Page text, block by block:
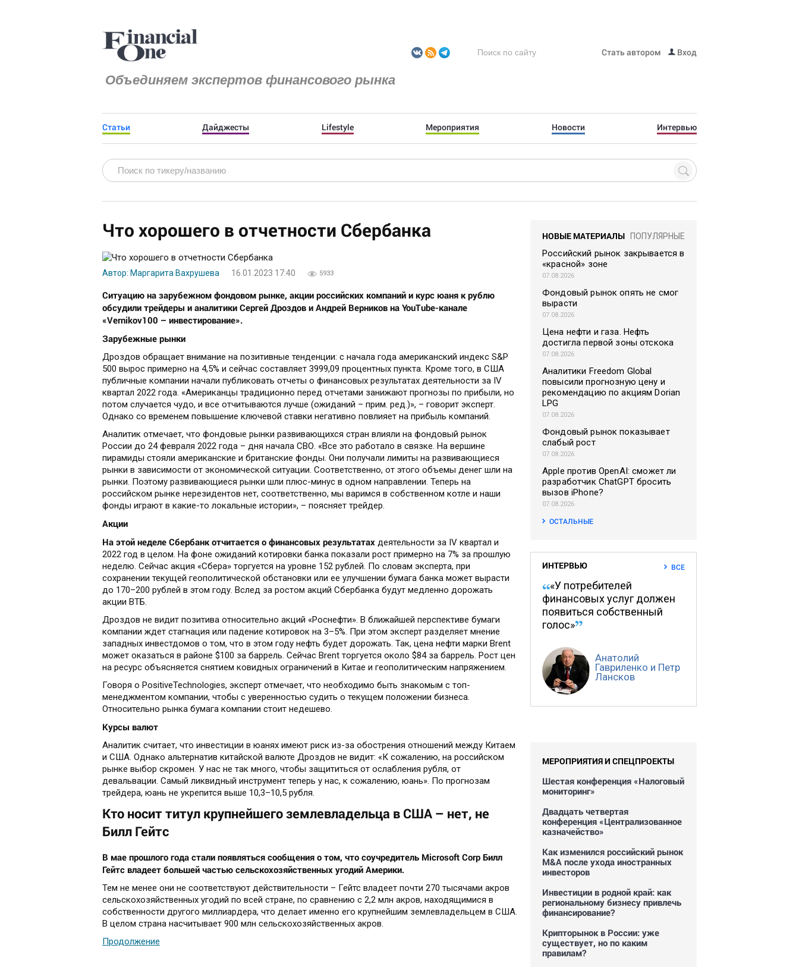
Объединяем экспертов финансового рынка
Стать автором Вход
Статьи Дайджесты Lifestyle Мероприятия Новости Интервью
Что хорошего в отчетности Сбербанка
Автор: Маргарита Вахрушева 16.01.2023 17:40 5933
Ситуацию на зарубежном фондовом рынке, акции российских компаний и курс юаня к рублю
обсудили трейдеры и аналитики Сергей Дроздов и Андрей Верников на YouTube-канале
«Vernikov100 – инвестирование».
Зарубежные рынки
Дроздов обращает внимание на позитивные тенденции: с начала года американский индекс S&P
500 вырос примерно на 4,5% и сейчас составляет 3999,09 процентных пункта. Кроме того, в США
публичные компании начали публиковать отчеты о финансовых результатах деятельности за IV
квартал 2022 года. «Американцы традиционно перед отчетами занижают прогнозы по прибыли, но
потом случается чудо, и все отчитываются лучше (ожиданий – прим. ред.)», – говорит эксперт.
Однако со временем повышение ключевой ставки негативно повлияет на прибыль компаний.
Аналитик отмечает, что фондовые рынки развивающихся стран влияли на фондовый рынок
России до 24 февраля 2022 года – дня начала СВО. «Все это работало в связке. На вершине
пирамиды стояли американские и британские фонды. Они получали лимиты на развивающиеся
рынки в зависимости от экономической ситуации. Соответственно, от этого объемы денег шли на
рынки. Поэтому развивающиеся рынки шли плюс-минус в одном направлении. Теперь на
российском рынке нерезидентов нет, соответственно, мы варимся в собственном котле и наши
фонды играют в какие-то локальные истории», – поясняет трейдер.
Акции
На этой неделе Сбербанк отчитается о финансовых результатах деятельности за IV квартал и
2022 год в целом. На фоне ожиданий котировки банка показали рост примерно на 7% за прошлую
неделю. Сейчас акция «Сбера» торгуется на уровне 152 рублей. По словам эксперта, при
сохранении текущей геополитической обстановки или ее улучшении бумага банка может вырасти
до 170–200 рублей в этом году. Вслед за ростом акций Сбербанка будут медленно дорожать
акции ВТБ.
Дроздов не видит позитива относительно акций «Роснефти». В ближайшей перспективе бумаги
компании ждет стагнация или падение котировок на 3–5%. При этом эксперт разделяет мнение
западных инвестдомов о том, что в этом году нефть будет дорожать. Так, цена нефти марки Brent
может оказаться в районе $100 за баррель. Сейчас Brent торгуется около $84 за баррель. Рост цен
на ресурс объясняется снятием ковидных ограничений в Китае и геополитическим напряжением.
Говоря о PositiveTechnologies, эксперт отмечает, что необходимо быть знакомым с топ-
менеджментом компании, чтобы с уверенностью судить о текущем положении бизнеса.
Относительно рынка бумага компании стоит недешево.
Курсы валют
Аналитик считает, что инвестиции в юанях имеют риск из-за обострения отношений между Китаем
и США. Однако альтернатив китайской валюте Дроздов не видит: «К сожалению, на российском
рынке выбор скромен. У нас не так много, чтобы защититься от ослабления рубля, от
девальвации. Самый ликвидный инструмент теперь у нас, к сожалению, юань». По прогнозам
трейдера, юань не укрепится выше 10,3–10,5 рубля.
Кто носит титул крупнейшего землевладельца в США – нет, не
Билл Гейтс
В мае прошлого года стали появляться сообщения о том, что соучредитель Microsoft Corp Билл
Гейтс владеет большей частью сельскохозяйственных угодий Америки.
Тем не менее они не соответствуют действительности – Гейтс владеет почти 270 тысячами акров
сельскохозяйственных угодий по всей стране, по сравнению с 2,2 млн акров, находящимися в
собственности другого миллиардера, что делает именно его крупнейшим землевладельцем в США.
В целом страна насчитывает 900 млн сельскохозяйственных акров.
Продолжение
НОВЫЕ МАТЕРИАЛЫ ПОПУЛЯРНЫЕ
Российский рынок закрывается в
«красной» зоне
07.08.2026
Фондовый рынок опять не смог
вырасти
07.08.2026
Цена нефти и газа. Нефть
достигла первой зоны отскока
07.08.2026
Аналитики Freedom Global
повысили прогнозную цену и
рекомендацию по акциям Dorian
LPG
07.08.2026
Фондовый рынок показывает
слабый рост
07.08.2026
Apple против OpenAI: сможет ли
разработчик ChatGPT бросить
вызов iPhone?
07.08.2026
ОСТАЛЬНЫЕ
ИНТЕРВЬЮ ВСЕ
«У потребителей
финансовых услуг должен
появиться собственный
голос»
Анатолий
Гавриленко и Петр
Лансков
МЕРОПРИЯТИЯ И СПЕЦПРОЕКТЫ
Шестая конференция «Налоговый
мониторинг»
Двадцать четвертая
конференция «Централизованное
казначейство»
Как изменился российский рынок
M&A после ухода иностранных
инвесторов
Инвестиции в родной край: как
региональному бизнесу привлечь
финансирование?
Крипторынок в России: уже
существует, но по каким
правилам?